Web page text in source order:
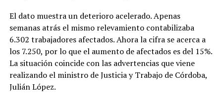
El dato muestra un deterioro acelerado. Apenas
semanas atrás el mismo relevamiento contabilizaba
6.302 trabajadores afectados. Ahora la cifra se acerca a
los 7.250, por lo que el aumento de afectados es del 15%.
La situación coincide con las advertencias que viene
realizando el ministro de Justicia y Trabajo de Córdoba,
Julián López.